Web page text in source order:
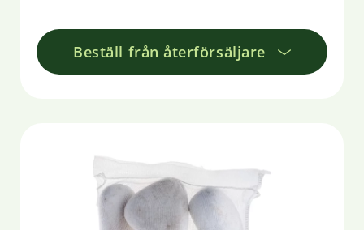
Beställ från återförsäljare